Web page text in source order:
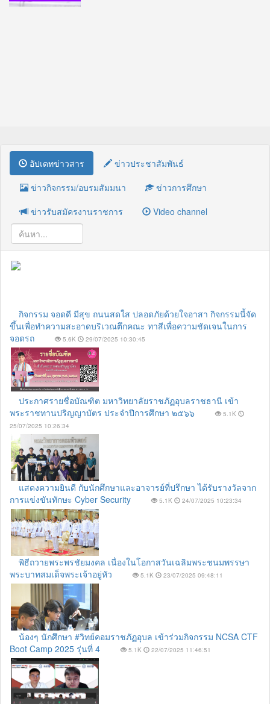
อัปเดทข่าวสาร
ข่าวประชาสัมพันธ์
ข่าวกิจกรรม/อบรมสัมมนา
ข่าวการศึกษา
ข่าวรับสมัครงานราชการ
Video channel
กิจกรรม จอดดี มีสุข ถนนสดใส ปลอดภัยด้วยใจอาสา กิจกรรมนี้จัด
ขึ้นเพื่อทำความสะอาดบริเวณตึกคณะ ทาสีเพื่อความชัดเจนในการ
จอดรถ
5.6K 29/07/2025 10:30:45
ประกาศรายชื่อบัณฑิต มหาวิทยาลัยราชภัฏอุบลราชธานี เข้า
พระราชทานปริญญาบัตร ประจำปีการศึกษา ๒๕๖๖
5.1K
25/07/2025 10:26:34
แสดงความยินดี กับนักศึกษาและอาจารย์ที่ปรึกษา ได้รับรางวัลจาก
การแข่งขันทักษะ Cyber Security
5.1K 24/07/2025 10:23:34
พิธีถวายพระพรชัยมงคล เนื่องในโอกาสวันเฉลิมพระชนมพรรษา
พระบาทสมเด็จพระเจ้าอยู่หัว
5.1K 23/07/2025 09:48:11
น้องๆ นักศึกษา #วิทย์คอมราชภัฏอุบล เข้าร่วมกิจกรรม NCSA CTF
Boot Camp 2025 รุ่นที่ 4
5.1K 22/07/2025 11:46:51